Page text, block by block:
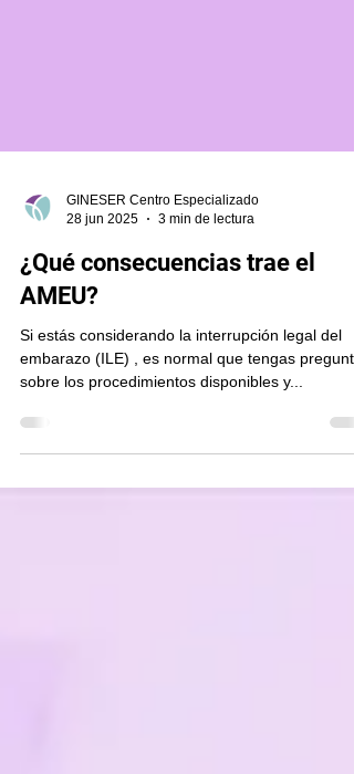
28 jun 2025
3 min de lectura
¿Qué consecuencias trae el
AMEU?
Si estás considerando la interrupción legal del
sobre los procedimientos disponibles y...